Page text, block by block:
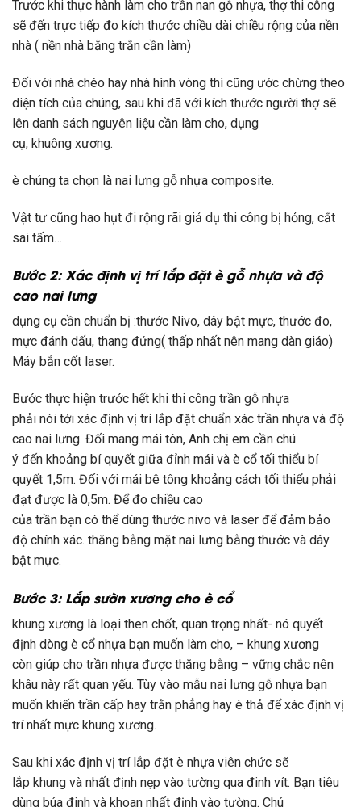
Trước khi thực hành làm cho trần nan gỗ nhựa, thợ thi công
sẽ đến trực tiếp đo kích thước chiều dài chiều rộng của nền
nhà ( nền nhà bằng trằn cần làm)
Đối với nhà chéo hay nhà hình vòng thì cũng ước chừng theo
diện tích của chúng, sau khi đã với kích thước người thợ sẽ
lên danh sách nguyên liệu cần làm cho, dụng
cụ, khuông xương.
è chúng ta chọn là nai lưng gỗ nhựa composite.
Vật tư cũng hao hụt đi rộng rãi giả dụ thi công bị hỏng, cắt
sai tấm…
Bước 2: Xác định vị trí lắp đặtègỗ nhựa và độ
cao nai lưng
dụng cụ cần chuẩn bị :thước Nivo, dây bật mực, thước đo,
mực đánh dấu, thang đứng( thấp nhất nên mang dàn giáo)
Máy bắn cốt laser.
Bước thực hiện trước hết khi thi công trần gỗ nhựa
phải nói tới xác định vị trí lắp đặt chuẩn xác trần nhựa và độ
cao nai lưng. Đối mang mái tôn, Anh chị em cần chú
ý đến khoảng bí quyết giữa đỉnh mái và è cổ tối thiểu bí
quyết 1,5m. Đối với mái bê tông khoảng cách tối thiểu phải
đạt được là 0,5m. Để đo chiều cao
của trần bạn có thểdùng thước nivo và laser để đảm bảo
độ chính xác. thăng bằng mặt nai lưng bằng thước và dây
bật mực.
Bước 3: Lắp sườnxương cho è cổ
khung xương là loại then chốt, quan trọng nhất- nó quyết
định dòng è cổ nhựa bạn muốn làm cho, – khung xương
còn giúp cho trần nhựa được thăng bằng – vững chắc nên
khâu này rất quan yếu. Tùy vào mẫu nai lưng gỗ nhựa bạn
muốn khiến trần cấp hay trằn phẳng hay è thả để xác định vị
trínhất mực khung xương.
Sau khi xác định vị trí lắp đặt è nhựa viên chức sẽ
lắp khung và nhất định nẹp vào tường qua đinh vít. Bạn tiêu
dùng búa đinh và khoan nhất định vào tường. Chú